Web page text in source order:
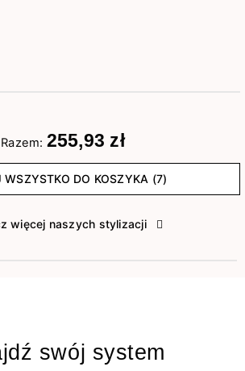
Razem: 255,93 zł
WSZYSTKO DO KOSZYKA (7)
więcej naszych stylizacji
swój system